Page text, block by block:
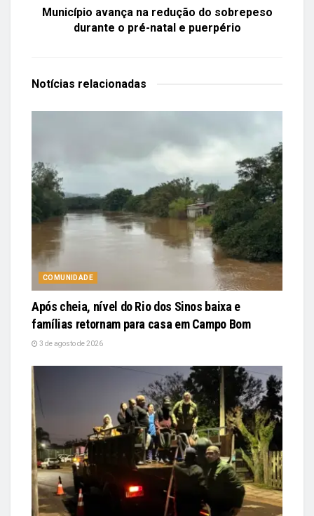
Município avança na redução do sobrepeso
durante o pré-natal e puerpério
Notícias relacionadas
COMUNIDADE
Após cheia, nível do Rio dos Sinos baixa e
famílias retornam para casa em Campo Bom
3 de agosto de 2026